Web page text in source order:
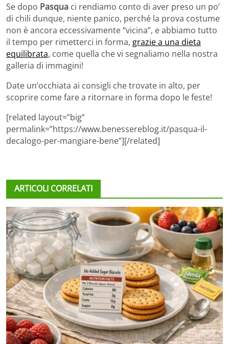
Se dopo Pasqua ci rendiamo conto di aver preso un po’
di chili dunque, niente panico, perché la prova costume
non è ancora eccessivamente “vicina”, e abbiamo tutto
il tempo per rimetterci in forma, grazie a una dieta
equilibrata, come quella che vi segnaliamo nella nostra
galleria di immagini!
Date un’occhiata ai consigli che trovate in alto, per
scoprire come fare a ritornare in forma dopo le feste!
[related layout=”big”
permalink=”https://www.benessereblog.it/pasqua-il-
decalogo-per-mangiare-bene”][/related]
ARTICOLI CORRELATI